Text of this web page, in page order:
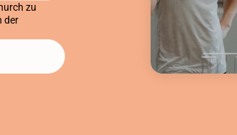
zu
der